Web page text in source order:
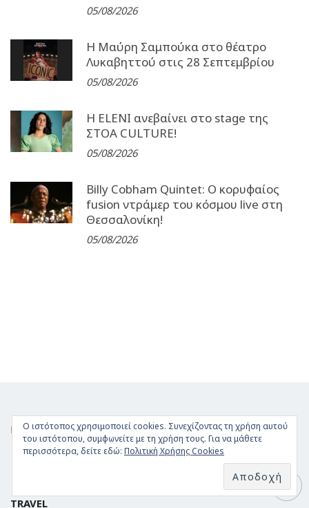
05/08/2026
Η Μαύρη Σαμπούκα στο θέατρο
Λυκαβηττού στις 28 Σεπτεμβρίου
05/08/2026
Η ELENI ανεβαίνει στο stage της
ΣΤΟΑ CULTURE!
05/08/2026
Billy Cobham Quintet: Ο κορυφαίος
fusion ντράμερ του κόσμου live στη
Θεσσαλονίκη!
05/08/2026
FACEBOOK
TRAVEL
Ο ιστότοπος χρησιμοποιεί cookies. Συνεχίζοντας τη χρήση αυτού
του ιστότοπου, συμφωνείτε με τη χρήση τους. Για να μάθετε
περισσότερα, δείτε εδώ: Πολιτική Χρήσης Cookies